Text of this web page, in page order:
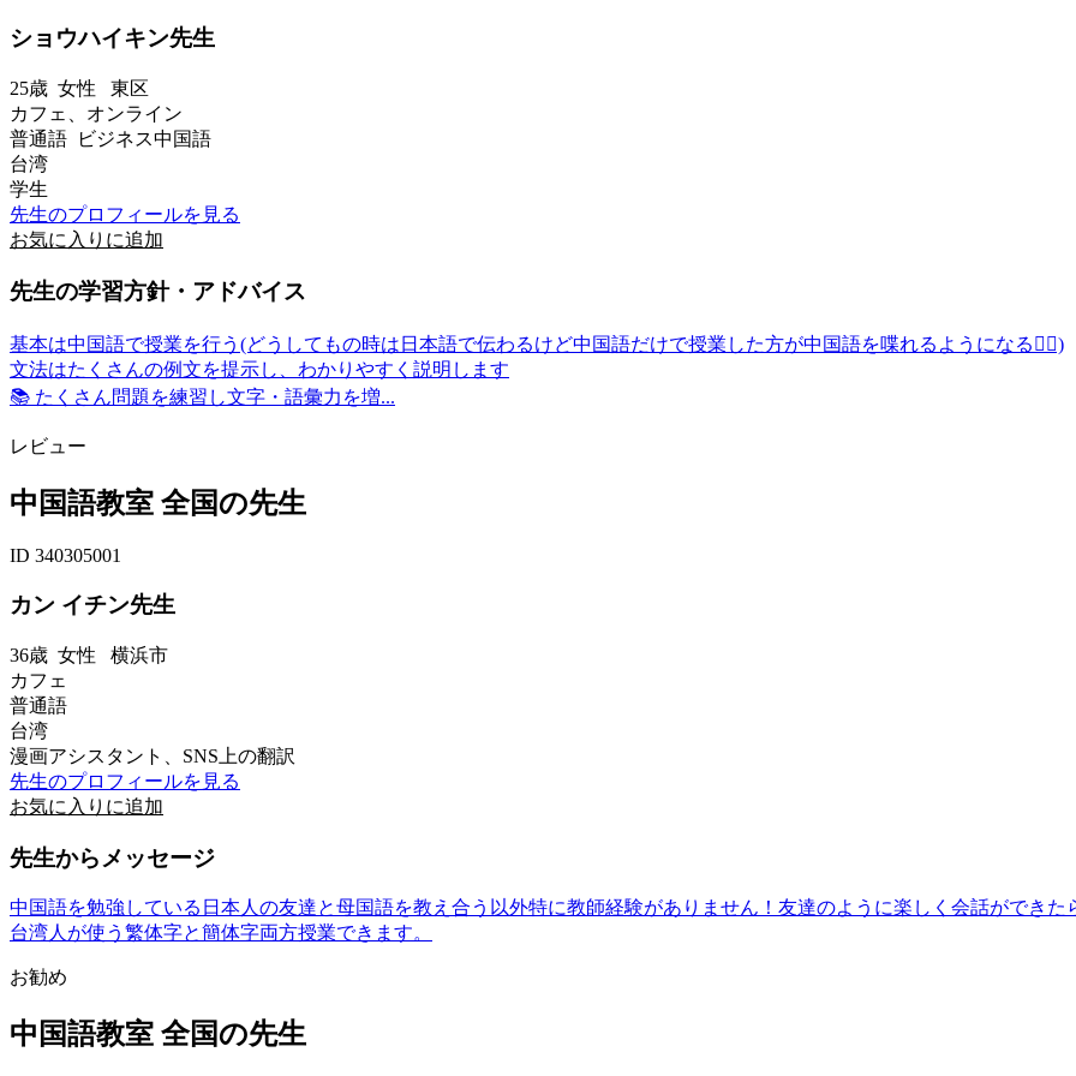
ショウハイキン先生
25歳 女性 東区
カフェ、オンライン
普通語 ビジネス中国語
台湾
学生
先生のプロフィールを見る
お気に入りに追加
先生の学習方針・アドバイス
基本は中国語で授業を行う(どうしてもの時は日本語で伝わるけど中国語だけで授業した方が中国語を喋れるようになる🙆‍♀️)
文法はたくさんの例文を提示し、わかりやすく説明します
📚 たくさん問題を練習し文字・語彙力を増...
レビュー
中国語教室 全国の先生
ID 340305001
カン イチン先生
36歳 女性 横浜市
カフェ
普通語
台湾
漫画アシスタント、SNS上の翻訳
先生のプロフィールを見る
お気に入りに追加
先生からメッセージ
中国語を勉強している日本人の友達と母国語を教え合う以外特に教師経験がありません！友達のように楽しく会話ができた
台湾人が使う繁体字と簡体字両方授業できます。
お勧め
中国語教室 全国の先生